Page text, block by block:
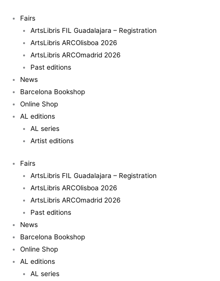
content
Fairs
ArtsLibris FIL Guadalajara – Registration
ArtsLibris ARCOlisboa 2026
ArtsLibris ARCOmadrid 2026
Past editions
News
Barcelona Bookshop
Online Shop
AL editions
AL series
Artist editions
Fairs
ArtsLibris FIL Guadalajara – Registration
ArtsLibris ARCOlisboa 2026
ArtsLibris ARCOmadrid 2026
Past editions
News
Barcelona Bookshop
Online Shop
AL editions
AL series